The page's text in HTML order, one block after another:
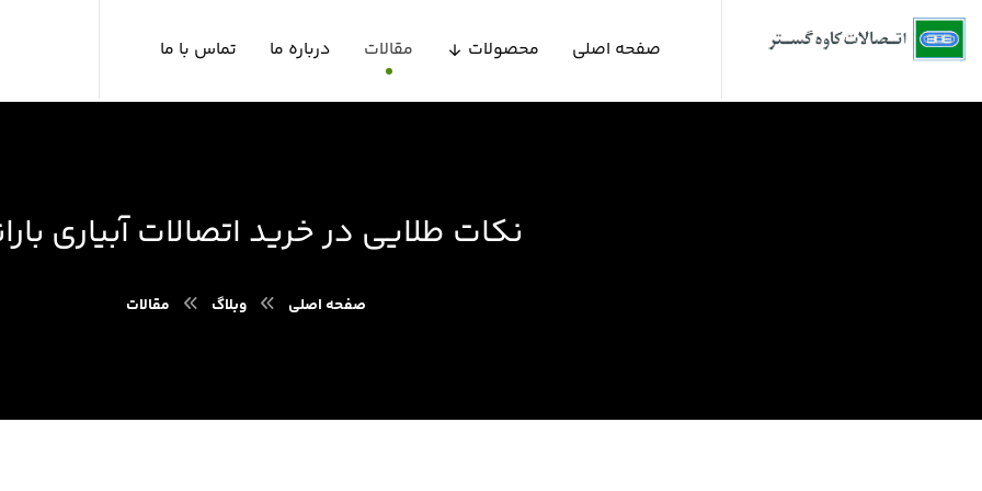
صفحه اصلی محصولات مقالات درباره ما تماس با ما
نکات طلایی در خرید اتصالات آبیاری
صفحه اصلی وبلاگ مقالات